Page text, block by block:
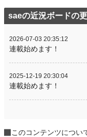
saeの近況ボードの
2026-07-03 20:35:12
連載始めます！
2025-12-19 20:30:04
連載始めます！
このコンテンツについ